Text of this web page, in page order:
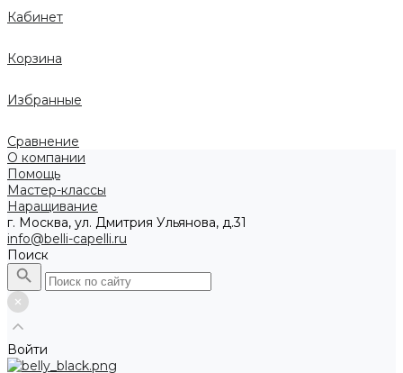
Кабинет
Корзина
Избранные
Сравнение
О компании
Помощь
Мастер-классы
Наращивание
г. Москва, ул. Дмитрия Ульянова, д.31
info@belli-capelli.ru
Поиск
Войти